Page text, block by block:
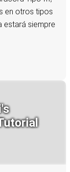
en otros tipos
estará siempre